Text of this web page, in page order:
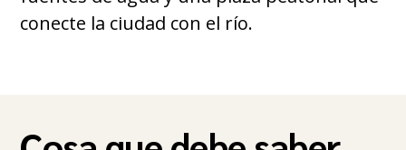
conecte la ciudad con el río.